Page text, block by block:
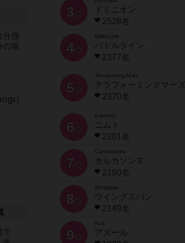
側
場
で
3 位
ドミニオン
2528名
4位
Battle Line
バトルライン
2377名
5 位
Terraforming Mars
テラフォーミングマーズ
2370名
6 位
ニムト
2201名
7 位
Carcassonne
カルカソンヌ
2190名
8 位
Wingspan
ウイングスパン
2149名
9 位
Azul
アズール